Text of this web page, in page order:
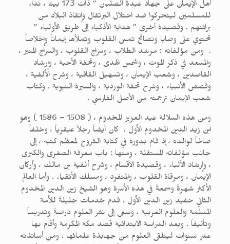
أهل الإيمان على جهاد عبدة الصلبان ” ذات 173 بيتاً ، نداء
للمسلمين ليتحركوا ضد احتلال البرتقال وإنقاذ البلاد من
براثنهم . وقصيدة أخرى ” هداية الأذكياء إلى طريق الأولياء ”
تحتوي على وصايا ونصائح تمس القلوب وتملأها إيماناً وإخلاصاً
. ومن مؤلفاته : مرشد الطلاب ، وسراج القلوب ، والسراج المنير ،
والمسعد في ذكر الموت ، وشمس الهدى ، وتحفة الأحبة ، وإرشاد
القاصدين ، وشعب الإيمان ، وتسهيل القافية ، وشرح الألفية ،
وقصص الأنبياء ، وشرح تحفة الوردية ، والسيرة النبوية . وكتاب
شعب الإيمان ترجمته من الأصل الفارسي .
ومن هذه السلالة عبد العزيز المخدوم ، ( 1508 – 1586 ) وهو
ابن زيد الدين المخدوم الأول . كان أيضاً رجلاً عبقرياً ، وخلفاً
صالحاً لوالده ، إذ قام بدوره في كتابة الشروح لمعظم كتبه ، إلى
جانب مؤلفاته المستقلة ، ومنها : باب معرفة الصغرى والكبرى
، وإرشاد الألباء ، وقصيدة الأقسام ، وشرح ألفية بن مالك ، وأركان
الإيمان ، ومرقاة القلوب ، والمتفرد ، ومسلك الأتقياء . وأما العالم
الأكثر شهرةً وسمعةً في هذه الأسرة وهو الشيخ زين الدين المخدوم
الثاني حفيد زين الدين الأول . قدم خدمات جليلةً للأمة
المسلمة والعلوم العربية ، وسعى إلى نشر العلوم دراسةً وتدريساً
وتأليفاً . وبعد الدراسة الابتدائية قصد مكة المكرمة وأقام بها
عشر سنوات ليتلقى العلوم من جهابذة علمائها . ومن أساتذته